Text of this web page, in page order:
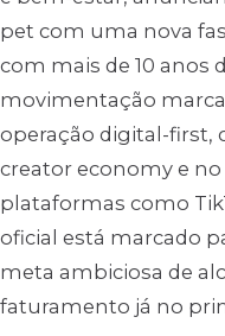
pet com uma nova
com mais de 10 anos
movimentação
operação digital-first,
creator economy e
plataformas como
oficial está marcado
meta ambiciosa de
faturamento já no